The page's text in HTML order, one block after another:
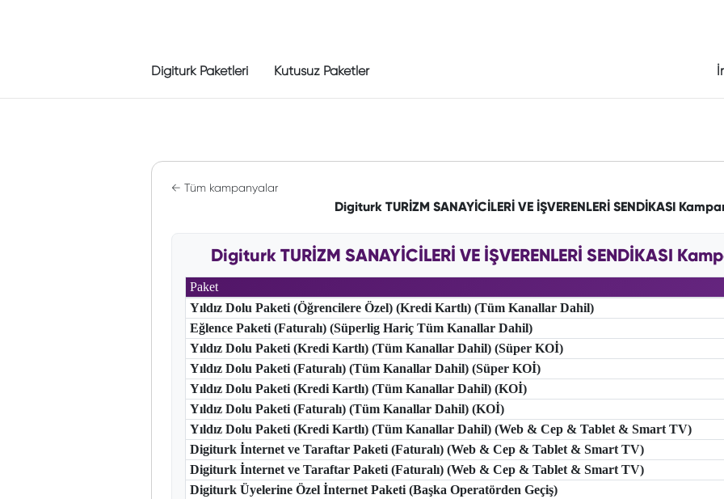
Digiturk Paketleri Kutusuz Paketler
← Tüm kampanyalar
Digiturk TURİZM SANAYİCİLERİ VE İŞVERENLERİ SENDİKASI
Digiturk TURİZM SANAYİCİLERİ VE İŞVERENLERİ SENDİKASI
Paket
Yıldız Dolu Paketi (Öğrencilere Özel) (Kredi Kartlı) (Tüm Kanallar Dahil)
Eğlence Paketi (Faturalı) (Süperlig Hariç Tüm Kanallar Dahil)
Yıldız Dolu Paketi (Kredi Kartlı) (Tüm Kanallar Dahil) (Süper KOİ)
Yıldız Dolu Paketi (Faturalı) (Tüm Kanallar Dahil) (Süper KOİ)
Yıldız Dolu Paketi (Kredi Kartlı) (Tüm Kanallar Dahil) (KOİ)
Yıldız Dolu Paketi (Faturalı) (Tüm Kanallar Dahil) (KOİ)
Yıldız Dolu Paketi (Kredi Kartlı) (Tüm Kanallar Dahil) (Web & Cep & Tablet & Smart TV)
Digiturk İnternet ve Taraftar Paketi (Faturalı) (Web & Cep & Tablet & Smart TV)
Digiturk İnternet ve Taraftar Paketi (Faturalı) (Web & Cep & Tablet & Smart TV)
Digiturk Üyelerine Özel İnternet Paketi (Başka Operatörden Geçiş)